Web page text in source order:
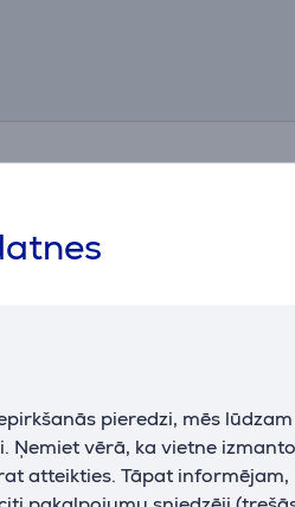
pieredzi, mēs lūdzam
Ņemiet vērā, ka vietne izmanto
atteikties. Tāpat informējam,